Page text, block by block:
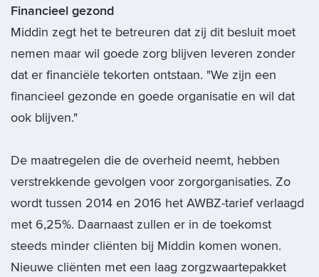
Financieel gezond
Middin zegt het te betreuren dat zij dit besluit moet
nemen maar wil goede zorg blijven leveren zonder
dat er financiële tekorten ontstaan. "We zijn een
financieel gezonde en goede organisatie en wil dat
ook blijven."
De maatregelen die de overheid neemt, hebben
verstrekkende gevolgen voor zorgorganisaties. Zo
wordt tussen 2014 en 2016 het AWBZ-tarief verlaagd
met 6,25%. Daarnaast zullen er in de toekomst
steeds minder cliënten bij Middin komen wonen.
Nieuwe cliënten met een laag zorgzwaartepakket